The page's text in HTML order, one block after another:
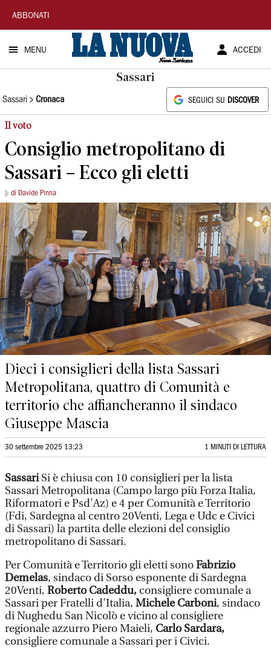
La
Nuova
Sardegna
ABBONATI
MENU ACCEDI
Sassari
Sassari Cronaca SEGUICI SU DISCOVER
Il voto
Consiglio metropolitano di
Sassari – Ecco gli eletti
di Davide Pinna
Dieci i consiglieri della lista Sassari
Metropolitana, quattro di Comunità e
territorio che affiancheranno il sindaco
Giuseppe Mascia
30 settembre 2025 13:23 1 MINUTI DI LETTURA
SassariSi è chiusa con 10 consiglieri per la lista
Sassari Metropolitana (Campo largo più Forza Italia,
Riformatori e Psd'Az) e 4 per Comunità e Territorio
(Fdi, Sardegna al centro 20Venti, Lega e Udc e Civici
di Sassari) la partita delle elezioni del consiglio
metropolitano di Sassari.
Per Comunità e Territorio gli eletti sonoFabrizio
Demelas, sindaco di Sorso esponente di Sardegna
20Venti, Roberto Cadeddu, consigliere comunale a
Sassari per Fratelli d'Italia, Michele Carboni, sindaco
di Nughedu San Nicolò e vicino al consigliere
regionale azzurro Piero Maieli, Carlo Sardara,
consigliere comunale a Sassari per i Civici.